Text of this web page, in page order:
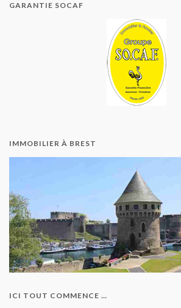
GARANTIE SOCAF
IMMOBILIER À BREST
ICI TOUT COMMENCE …